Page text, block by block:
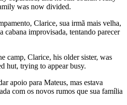
was now divided.
Clarice, sua irmã mais velha,
cabana improvisada, tentando parecer
camp, Clarice, his older sister, was
hut, trying to appear busy.
apoio para Mateus, mas estava
com os novos rumos que sua família